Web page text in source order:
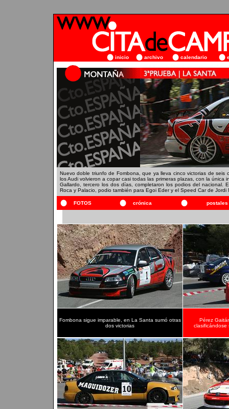
inicio archivo calendario
Nuevo doble triunfo de Fombona, que ya lleva cinco victorias de
los Audi volvieron a copar casi todas las primeras plazas, con la
Gallardo, tercero los dos días, completaron los podios del nacional.
Roca y Palacio, podio también para Egoi Eder y el Speed Car de
FOTOS crónica postales
Fombona sigue imparable, en La Santa sumó otras
dos victorias
Pérez
clasificándose